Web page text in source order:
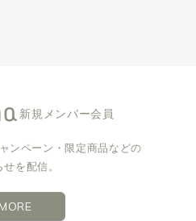
新規メンバー会員
ンペーン・限定商品などの
を配信。
MORE